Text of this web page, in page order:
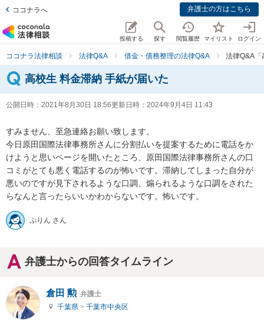
ココナラへ 弁護士の方はこちら
投稿する 探す 閲覧履歴 マイリスト ログイン
ココナラ法律相談 法律Q&A 借金・債務整理の法律Q&A 法律Q&A「
高校生 料金滞納 手紙が届いた
公開日時： 2021年8月30日 18:56更新日時： 2024年9月4日 11:43
すみません、至急連絡お願い致します。
今日原田国際法律事務所さんに分割払いを提案するために電話をか
けようと思いページを開いたところ、原田国際法律事務所さんの口
コミがとても悪く電話するのが怖いです。滞納してしまった自分が
悪いのですが見下されるような口調、煽られるような口調をされた
らなんと言ったらいいかわからないです。怖いです。
ぷりん さん
弁護士からの回答タイムライン
倉田 勲 弁護士
千葉県 > 千葉市中央区